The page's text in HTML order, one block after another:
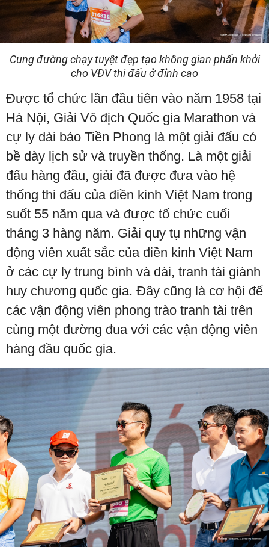
Cung đường chạy tuyệt đẹp tạo không gian phấn khởi
cho VĐV thi đấu ở đỉnh cao
Được tổ chức lần đầu tiên vào năm 1958 tại
Hà Nội, Giải Vô địch Quốc gia Marathon và
cự ly dài báo Tiền Phong là một giải đấu có
bề dày lịch sử và truyền thống. Là một giải
đấu hàng đầu, giải đã được đưa vào hệ
thống thi đấu của điền kinh Việt Nam trong
suốt 55 năm qua và được tổ chức cuối
tháng 3 hàng năm. Giải quy tụ những vận
động viên xuất sắc của điền kinh Việt Nam
ở các cự ly trung bình và dài, tranh tài giành
huy chương quốc gia. Đây cũng là cơ hội để
các vận động viên phong trào tranh tài trên
cùng một đường đua với các vận động viên
hàng đầu quốc gia.